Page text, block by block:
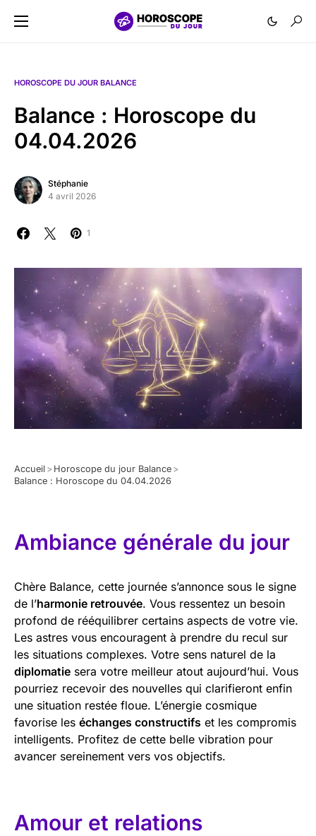
HOROSCOPE DU JOUR BALANCE
Balance : Horoscope du
04.04.2026
Stéphanie
4 avril 2026
1
Accueil > Horoscope du jour Balance >
Balance : Horoscope du 04.04.2026
Ambiance générale du jour
Chère Balance, cette journée s’annonce sous le signe
de l’harmonie retrouvée. Vous ressentez un besoin
profond de rééquilibrer certains aspects de votre vie.
Les astres vous encouragent à prendre du recul sur
les situations complexes. Votre sens naturel de la
diplomatie sera votre meilleur atout aujourd’hui. Vous
pourriez recevoir des nouvelles qui clarifieront enfin
une situation restée floue. L’énergie cosmique
favorise les échanges constructifs et les compromis
intelligents. Profitez de cette belle vibration pour
avancer sereinement vers vos objectifs.
Amour et relations